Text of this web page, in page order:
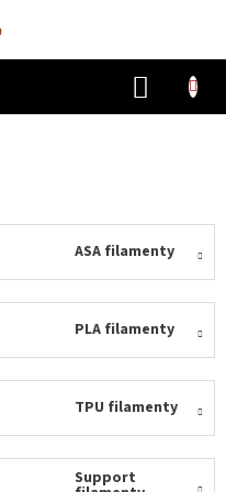
ASA filamenty
PLA filamenty
TPU filamenty
Support